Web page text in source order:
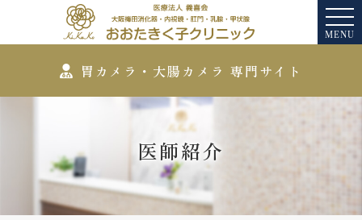
MENU
医師紹介
胃カメラ・大腸カメラ 専門サイト